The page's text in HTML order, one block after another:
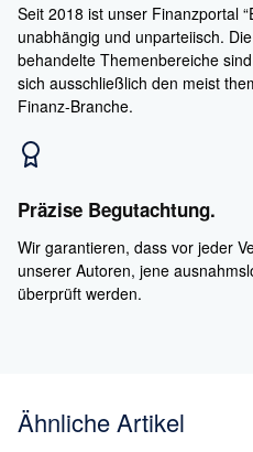
Seit 2018 ist unser Finanzportal
unabhängig und unparteiisch.
behandelte Themenbereiche
sich ausschließlich den meist
Finanz-Branche.
Präzise Begutachtung.
Wir garantieren, dass vor jeder
unserer Autoren, jene
überprüft werden.
Ähnliche Artikel